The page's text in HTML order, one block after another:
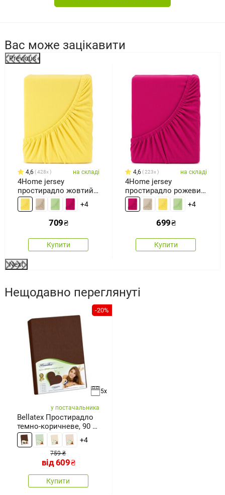
Вас може зацікавити
Previous
4,6 428x на складі
4Home jersey
простирадло жовтий,
180 x 200 см
+4
709₴
Купити
4,6 223x на складі
4Home jersey
простирадло рожевий,
180 x 200 см
+4
699₴
Купити
Next
Нещодавно переглянуті
-20%
5x
у постачальника
Bellatex Простирадло
темно-коричневе, 90 x
200 см
+4
759 ₴
від609₴
Купити